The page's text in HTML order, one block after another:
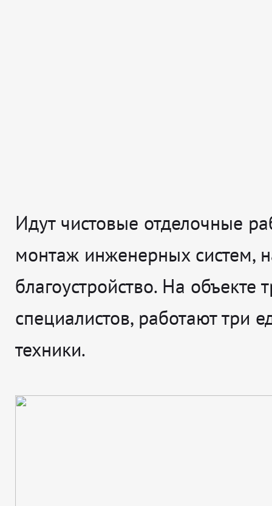
Идут чистовые отделочные
монтаж инженерных систем,
благоустройство. На объекте
специалистов, работают три
техники.